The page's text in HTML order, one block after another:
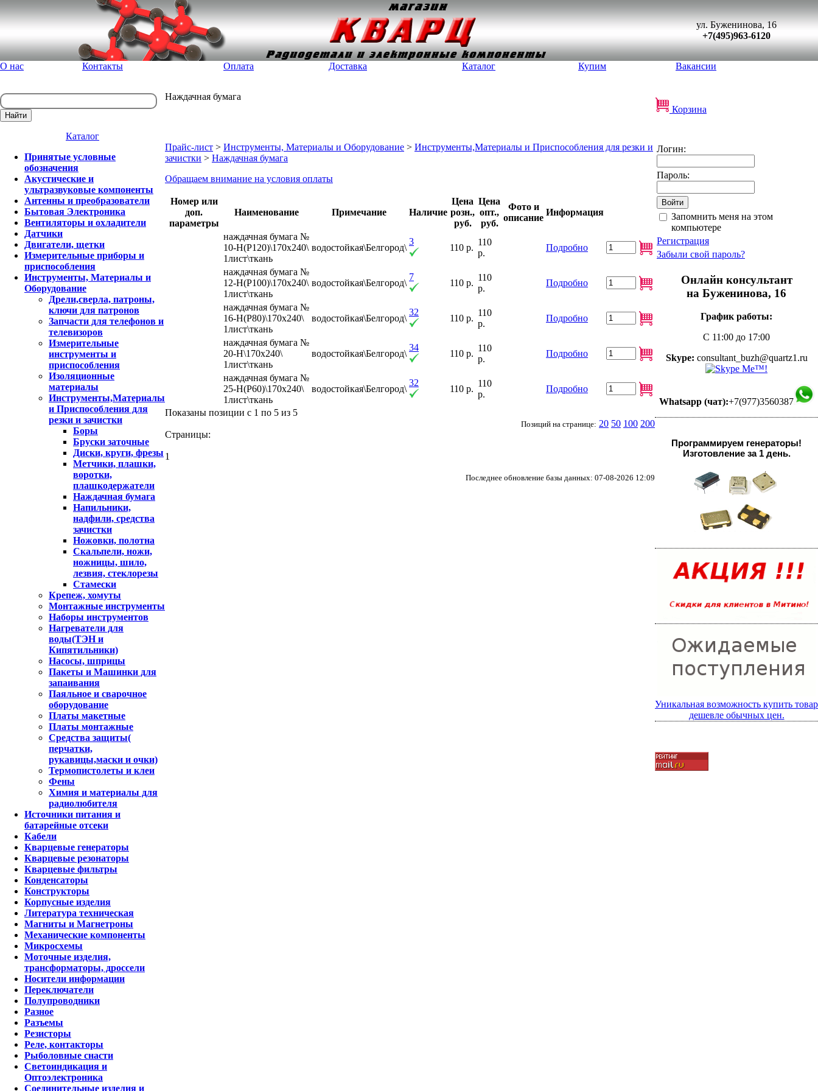
ул. Буженинова, 16
+7(495)963-6120
О нас Контакты Оплата Доставка Каталог Купим Вакансии
Наждачная бумага
Корзина
Каталог
Принятые условные
обозначения
Акустические и
ультразвуковые компоненты
Антенны и преобразователи
Бытовая Электроника
Вентиляторы и охладители
Датчики
Двигатели, щетки
Измерительные приборы и
приспособления
Инструменты, Материалы и
Оборудование
Дрели,сверла, патроны,
ключи для патронов
Запчасти для телефонов и
телевизоров
Измерительные
инструменты и
приспособления
Изоляционные
материалы
Инструменты,Материалы
и Приспособления для
резки и зачистки
Боры
Бруски заточные
Диски, круги, фрезы
Метчики, плашки,
воротки,
плашкодержатели
Наждачная бумага
Напильники,
надфили, средства
зачистки
Ножовки, полотна
Скальпели, ножи,
ножницы, шило,
лезвия, стеклорезы
Стамески
Крепеж, хомуты
Монтажные инструменты
Наборы инструментов
Нагреватели для
воды(ТЭН и
Кипятильники)
Насосы, шприцы
Пакеты и Машинки для
запаивания
Паяльное и сварочное
оборудование
Платы макетные
Платы монтажные
Средства защиты(
перчатки,
рукавицы,маски и очки)
Термопистолеты и клеи
Фены
Химия и материалы для
радиолюбителя
Источники питания и
батарейные отсеки
Кабели
Кварцевые генераторы
Кварцевые резонаторы
Кварцевые фильтры
Конденсаторы
Конструкторы
Корпусные изделия
Литература техническая
Магниты и Магнетроны
Механические компоненты
Микросхемы
Моточные изделия,
трансформаторы, дроссели
Носители информации
Переключатели
Полупроводники
Разное
Разъемы
Резисторы
Реле, контакторы
Рыболовные снасти
Светоиндикация и
Оптоэлектроника
Соединительные изделия и
Прайс-лист > Инструменты, Материалы и Оборудование > Инструменты,Материалы и Приспособления для резки и
зачистки > Наждачная бумага
Обращаем внимание на условия оплаты
Номер или
доп.
параметры
Наименование Примечание Наличие
Цена
розн.,
руб.
Цена
опт.,
руб.
Фото и
описание
Информация
наждачная бумага №
10-H(P120)\170x240\
1лист\ткань
водостойкая\Белгород\
3
110 р.
110
р.
Подробно
наждачная бумага №
12-H(P100)\170x240\
1лист\ткань
водостойкая\Белгород\
7
110 р.
110
р.
Подробно
наждачная бумага №
16-H(P80)\170x240\
1лист\ткань
водостойкая\Белгород\
32
110 р.
110
р.
Подробно
наждачная бумага №
20-H\170x240\
1лист\ткань
водостойкая\Белгород\
34
110 р.
110
р.
Подробно
наждачная бумага №
25-H(P60)\170x240\
1лист\ткань
водостойкая\Белгород\
32
110 р.
110
р.
Подробно
Показаны позиции с 1 по 5 из 5
Позиций на странице: 20 50 100 200
Страницы:
1
Последнее обновление базы данных: 07-08-2026 12:09
Логин:
Пароль:
Запомнить меня на этом
компьютере
Регистрация
Забыли свой пароль?
Онлайн консультант
на Буженинова, 16
График работы:
С 11:00 до 17:00
Skype: consultant_buzh@quartz1.ru
Whatsapp (чат):+7(977)3560387
Программируем генераторы!
Изготовление за 1 день.
Уникальная возможность купить товар
дешевле обычных цен.